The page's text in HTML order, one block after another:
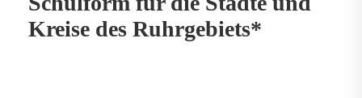
Kreise des Ruhrgebiets*